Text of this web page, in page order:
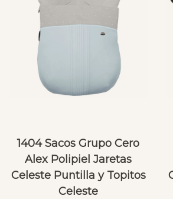
1404 Sacos Grupo Cero
Alex Polipiel Jaretas
Celeste Puntilla y Topitos
Celeste